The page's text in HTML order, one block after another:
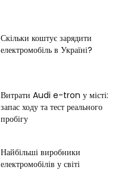
Скільки коштує зарядити
електромобіль в Україні?
Витрати Audi e-tron у місті:
запас ходу та тест реального
пробігу
Найбільші виробники
електромобілів у світі